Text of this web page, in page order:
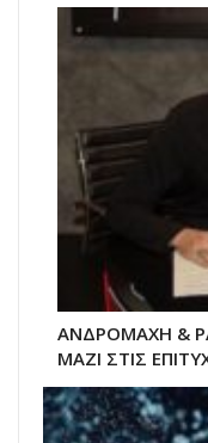
ΑΝΔΡΟΜΑΧΗ &
ΜΑΖΙ ΣΤΙΣ